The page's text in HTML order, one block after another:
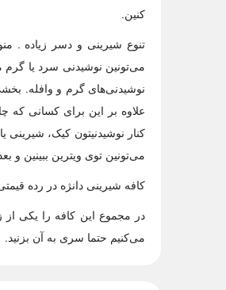
کنین.
تنوع شیرینی و دسر زیاده .
می‌تونین نوشیدنی سرد یا
نوشیدنی‌های گرم و وافله.
علاوه بر این برای کسانی که
کنار نوشیدنیتون کیک، شیرینی
می‌تونین توی ویترین ببینین و
کافه شیرینی دانژه در رده
در مجموع این کافه را یکی از
می‌کنیم حتما سری به آن بزنید.